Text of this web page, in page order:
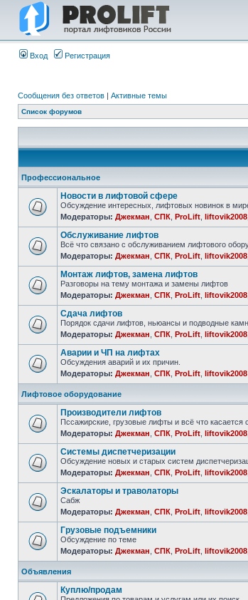
Вход Регистрация
Сообщения без ответов | Активные темы
Список форумов
Профессиональное
Новости в лифтовой сфере
Обсуждение интересных, лифтовых новинок в
Модераторы: Джекман СПК ProLift liftovik2008
Обслуживание лифтов
Всё что связано с обслуживанием лифтового
Модераторы: Джекман СПК ProLift liftovik2008
Монтаж лифтов, замена лифтов
Разговоры на тему монтажа и замены лифтов
Модераторы: Джекман СПК ProLift liftovik2008
Сдача лифтов
Порядок сдачи лифтов, ньюансы и подводные
Модераторы: Джекман СПК ProLift liftovik2008
Аварии и ЧП на лифтах
Обсуждения аварий и их причин.
Модераторы: Джекман СПК ProLift liftovik2008
Лифтовое оборудование
Производители лифтов
Пссажирские, грузовые лифты и всё что касается
Модераторы: Джекман СПК ProLift liftovik2008
Системы диспетчеризации
Обсуждение новых и старых систем
Модераторы: Джекман СПК ProLift liftovik2008
Эскалаторы и траволаторы
Сабж
Модераторы: Джекман СПК ProLift liftovik2008
Грузовые подъемники
Обсуждение по теме
Модераторы: Джекман СПК ProLift liftovik2008
Объявления
Куплю/продам